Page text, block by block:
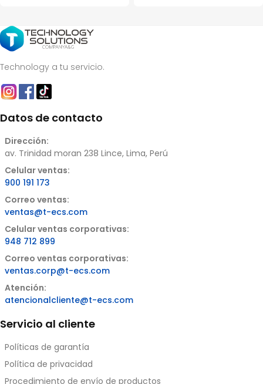
Technology a tu servicio.
Datos de contacto
Dirección:
av. Trinidad moran 238 Lince, Lima, Perú
Celular ventas:
900 191 173
Correo ventas:
ventas@t-ecs.com
Celular ventas corporativas:
948 712 899
Correo ventas corporativas:
ventas.corp@t-ecs.com
Atención:
atencionalcliente@t-ecs.com
Servicio al cliente
Políticas de garantía
Política de privacidad
Procedimiento de envío de productos